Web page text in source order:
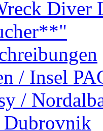
Diver
/ Insel
/